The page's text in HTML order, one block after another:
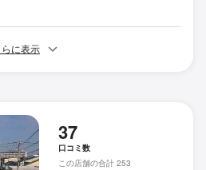
らに表示
37
口コミ数
この店舗の合計 253